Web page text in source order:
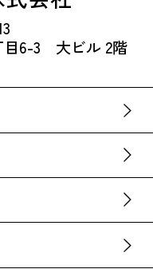
目6-3 大ビル 2階